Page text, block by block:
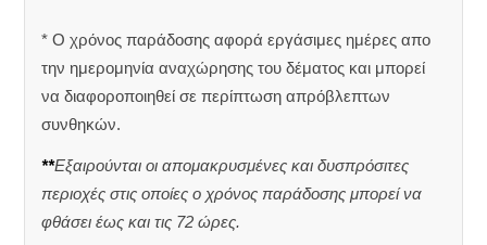
* Ο χρόνος παράδοσης αφορά εργάσιμες ημέρες απο
την ημερομηνία αναχώρησης του δέματος και μπορεί
να διαφοροποιηθεί σε περίπτωση απρόβλεπτων
συνθηκών.
**Εξαιρούνται οι απομακρυσμένες και δυσπρόσιτες
περιοχές στις οποίες ο χρόνος παράδοσης μπορεί να
φθάσει έως και τις 72 ώρες.